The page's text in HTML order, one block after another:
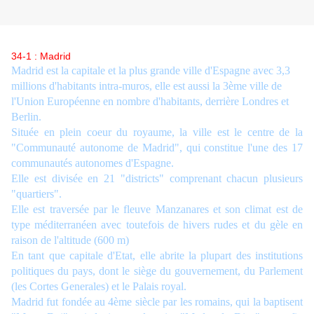
34-1 : Madrid
Madrid est la capitale et la plus grande ville d'Espagne avec 3,3
millions d'habitants intra-muros, elle est aussi la 3ème ville de
l'Union Européenne en nombre d'habitants, derrière Londres et
Berlin.
Située en plein coeur du royaume, la ville est le centre de la
"Communauté autonome de Madrid", qui constitue l'une des 17
communautés autonomes d'Espagne.
Elle est divisée en 21 "districts" comprenant chacun plusieurs
"quartiers".
Elle est traversée par le fleuve Manzanares et son climat est de
type méditerranéen avec toutefois de hivers rudes et du gèle en
raison de l'altitude (600 m)
En tant que capitale d'Etat, elle abrite la plupart des institutions
politiques du pays, dont le siège du gouvernement, du Parlement
(les Cortes Generales) et le Palais royal.
Madrid fut fondée au 4ème siècle par les romains, qui la baptisent